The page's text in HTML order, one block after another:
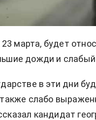
марта, будет
дожди и
в эти дни
слабо
кандидат